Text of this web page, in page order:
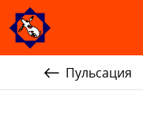
Пульсация